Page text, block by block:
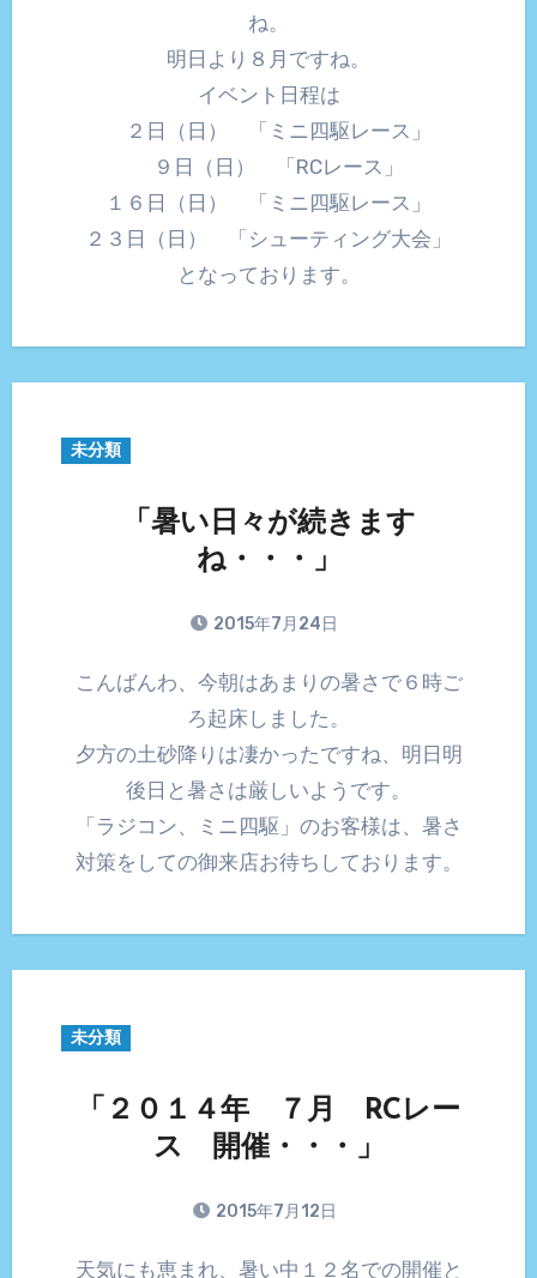
ね。
明日より８月ですね。
イベント日程は
２日（日） 「ミニ四駆レース」
９日（日） 「RCレース」
１６日（日） 「ミニ四駆レース」
２３日（日） 「シューティング大会」
となっております。
未分類
「暑い日々が続きます
ね・・・」
2015年7月24日
こんばんわ、今朝はあまりの暑さで６時ご
ろ起床しました。
夕方の土砂降りは凄かったですね、明日明
後日と暑さは厳しいようです。
「ラジコン、ミニ四駆」のお客様は、暑さ
対策をしての御来店お待ちしております。
未分類
「２０１４年 ７月 RCレー
ス 開催・・・」
2015年7月12日
天気にも恵まれ、暑い中１２名での開催と